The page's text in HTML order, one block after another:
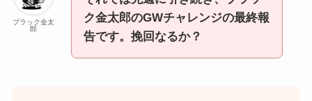
ブラック金太
郎
ク金太郎のGWチャレンジの最終報
告です。挽回なるか？